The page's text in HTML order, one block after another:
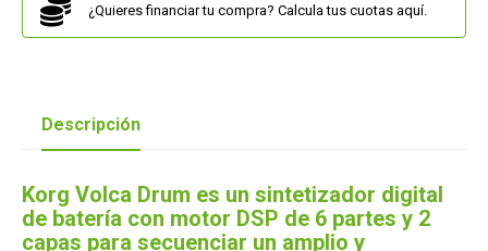
¿Quieres financiar tu compra? Calcula tus cuotas aquí.
Descripción
Korg Volca Drum es un sintetizador digital
de batería con motor DSP de 6 partes y 2
capas para secuenciar un amplio y